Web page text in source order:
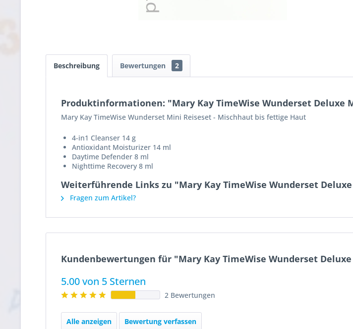
Beschreibung Bewertungen 2
Produktinformationen: "Mary Kay TimeWise Wunderset
Mary Kay TimeWise Wunderset Mini Reiseset - Mischhaut bis fettige Haut
4-in1 Cleanser 14 g
Antioxidant Moisturizer 14 ml
Daytime Defender 8 ml
Nighttime Recovery 8 ml
Weiterführende Links zu "Mary Kay TimeWise Wunderset
Fragen zum Artikel?
Kundenbewertungen für "Mary Kay TimeWise Wunderset
5.00 von 5 Sternen
2 Bewertungen
Alle anzeigen Bewertung verfassen